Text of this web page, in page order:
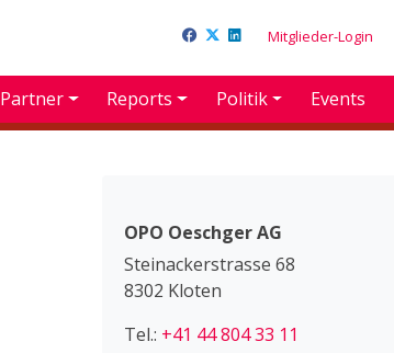
Mitglieder-Login
Partner Reports Politik Events
OPO Oeschger AG
Steinackerstrasse 68
8302 Kloten
Tel.: +41 44 804 33 11